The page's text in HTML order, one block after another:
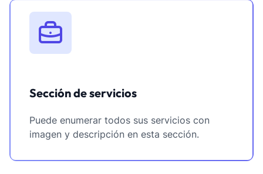
Sección de servicios
Puede enumerar todos sus servicios con
imagen y descripción en esta sección.